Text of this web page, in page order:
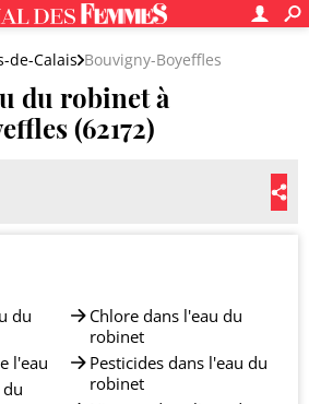
de-Calais Bouvigny-Boyeffles
du robinet à
(62172)
du
l'eau
du
Chlore dans l'eau du
robinet
Pesticides dans l'eau du
robinet